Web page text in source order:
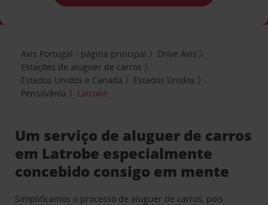
Avis Portugal - página principal
Drive Avis
Estações de aluguer de carros
Estados Unidos e Canadá
Estados Unidos
Pensilvânia
Latrobe
Um serviço de aluguer de carros
em Latrobe especialmente
concebido consigo em mente
Simplificamos o processo de aluguer de carros, pois